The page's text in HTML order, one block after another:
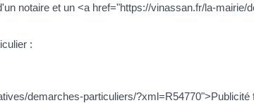
notaire et un <a href="https://vinassan.fr/la-
:
demarches-particuliers/?xml=R54770">Publicité